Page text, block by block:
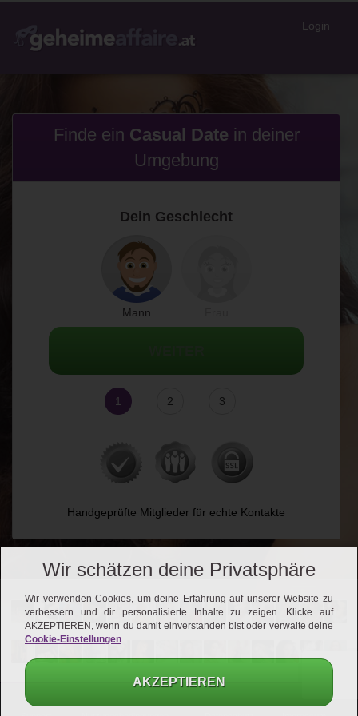
Login
Finde ein Casual Date in deiner
Umgebung
Dein Geschlecht
Mann
1 2 3
Handgeprüfte Mitglieder für echte Kontakte
Wir schätzen deine Privatsphäre
Wir verwenden Cookies, um deine Erfahrung auf unserer Website zu
verbessern und dir personalisierte Inhalte zu zeigen. Klicke auf
AKZEPTIEREN, wenn du damit einverstanden bist oder verwalte deine
Cookie-Einstellungen.
AKZEPTIEREN